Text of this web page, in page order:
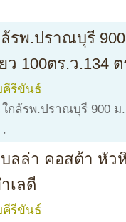
รพ.ปราณบุรี
ว 100ตร.ว.134
คีรีขันธ์
กล้รพ.ปราณบุรี 900
,
ลล่า คอสต้า หั
เลดี
คีรีขันธ์